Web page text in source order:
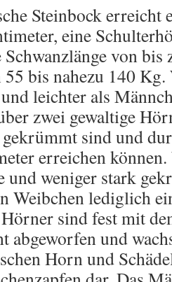
Steinbock erreicht
eine
von
bis nahezu 140
leichter als
zwei gewaltige
sind und
erreichen können.
und weniger stark
Weibchen lediglich
sind fest mit
abgeworfen und
Horn und